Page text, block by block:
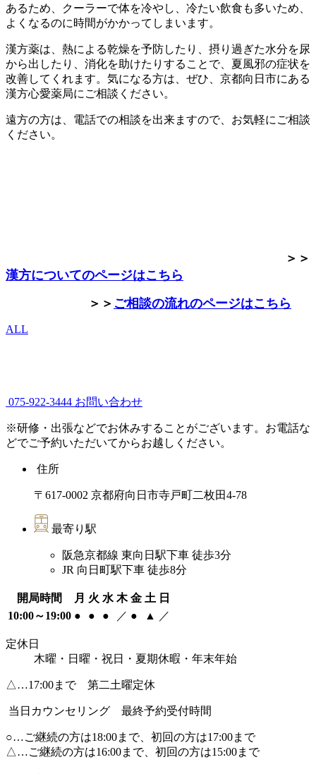
あるため、クーラーで体を冷やし、冷たい飲食も多いため、
よくなるのに時間がかかってしまいます。
漢方薬は、熱による乾燥を予防したり、摂り過ぎた水分を尿
から出したり、消化を助けたりすることで、夏風邪の症状を
改善してくれます。気になる方は、ぜひ、京都向日市にある
漢方心愛薬局にご相談ください。
遠方の方は、電話での相談を出来ますので、お気軽にご相談
ください。
＞＞
漢方についてのページはこちら
＞＞ ご相談の流れのページはこちら
ALL
075-922-3444 お問い合わせ
※研修・出張などでお休みすることがございます。お電話な
どでご予約いただいてからお越しください。
住所
〒617-0002 京都府向日市寺戸町二枚田4-78
最寄り駅
阪急京都線 東向日駅下車 徒歩3分
JR 向日町駅下車 徒歩8分
開局時間 月 火 水 木 金 土 日
10:00～19:00 ● ● ● ／ ● ▲ ／
定休日
木曜・日曜・祝日・夏期休暇・年末年始
△…17:00まで 第二土曜定休
当日カウンセリング 最終予約受付時間
○…ご継続の方は18:00まで、初回の方は17:00まで
△…ご継続の方は16:00まで、初回の方は15:00まで